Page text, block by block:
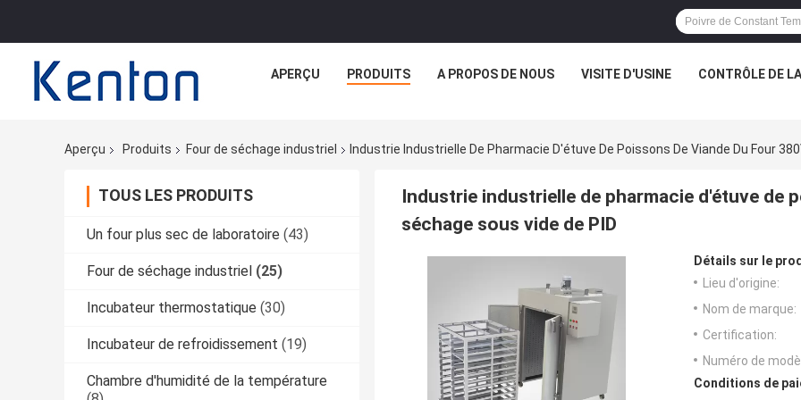
APERÇU PRODUITS A PROPOS DE NOUS VISITE D'USINE CONTRÔLE DE
Aperçu Produits Four de séchage industriel Industrie Industrielle De Pharmacie D'étuve De Poissons De Viande Du Four
TOUS LES PRODUITS
Un four plus sec de laboratoire (43)
Four de séchage industriel (25)
Incubateur thermostatique (30)
Incubateur de refroidissement (19)
Chambre d'humidité de la température
Industrie industrielle de pharmacie d'étuve de
séchage sous vide de PID
Détails sur le
Lieu d'origine:
Nom de marque:
Certification:
Numéro de
Conditions de